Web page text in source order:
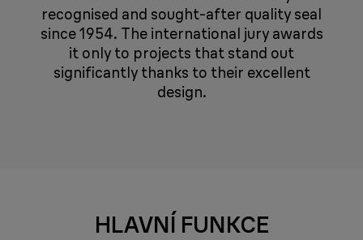
recognised and sought-after quality seal
since 1954. The international jury awards
it only to projects that stand out
significantly thanks to their excellent
design.
HLAVNÍ FUNKCE